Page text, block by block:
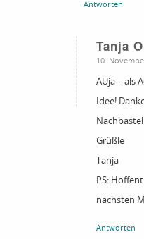
Antworten
Tanja
sagte:
10.
AUja – als
Idee!
Grüßle
Tanja
PS:
nächsten
Antworten